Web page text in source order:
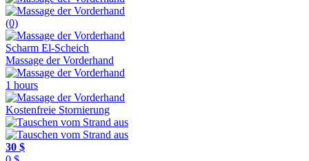
(0)
Scharm El-Scheich
Massage der Vorderhand
1 hours
Kostenfreie Stornierung
30 $